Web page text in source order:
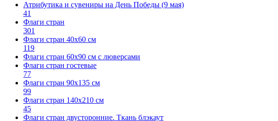
Атрибутика и сувениры на День Победы (9 мая)
41
Флаги стран
301
Флаги стран 40х60 см
119
Флаги стран 60x90 см с люверсами
Флаги стран гостевые
77
Флаги стран 90х135 см
99
Флаги стран 140х210 см
45
Флаги стран двусторонние. Ткань блэкаут